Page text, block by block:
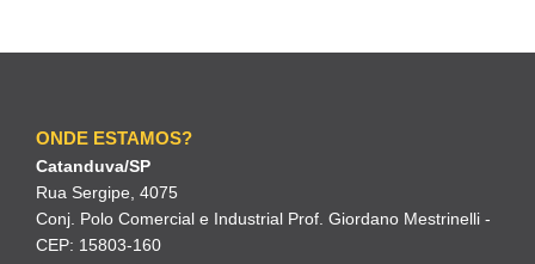
ONDE ESTAMOS?
Catanduva/SP
Rua Sergipe, 4075
Conj. Polo Comercial e Industrial Prof. Giordano Mestrinelli -
CEP: 15803-160